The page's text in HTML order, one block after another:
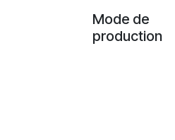
Mode de
production